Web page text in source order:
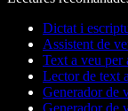
Dictat i
Assistent de
Text a veu
Lector de text
Generador de
Generador de